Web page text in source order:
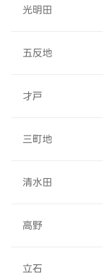
光明田
五反地
才戸
三町地
清水田
高野
立石